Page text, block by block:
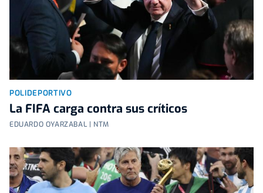
POLIDEPORTIVO
La FIFA carga contra sus críticos
EDUARDO OYARZABAL | NTM